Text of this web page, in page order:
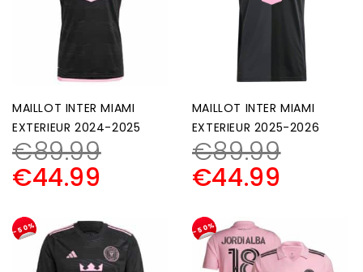
MAILLOT INTER MIAMI
EXTERIEUR 2024-2025
€89.99
€44.99
MAILLOT INTER MIAMI
EXTERIEUR 2025-2026
€89.99
€44.99
-50% -50%